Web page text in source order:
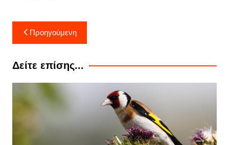
Πλοήγηση
άρθρων
Προηγούμενη
Δείτε επίσης...